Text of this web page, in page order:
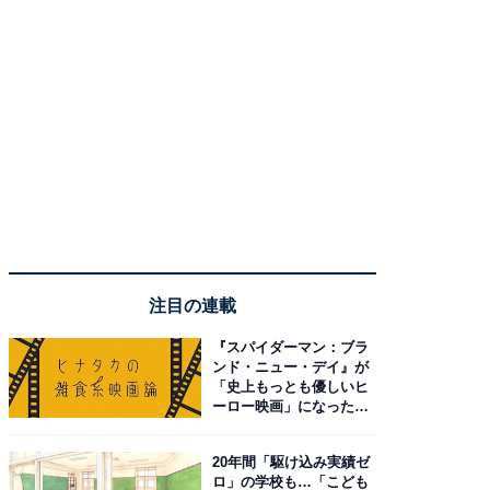
注目の連載
『スパイダーマン：ブラ
ンド・ニュー・デイ』が
「史上もっとも優しいヒ
ーロー映画」になった理
20年間「駆け込み実績ゼ
ロ」の学校も…「こども